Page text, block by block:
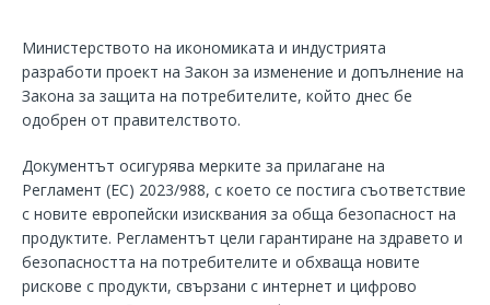
Министерството на икономиката и индустрията
разработи проект на Закон за изменение и допълнение на
Закона за защита на потребителите, който днес бе
одобрен от правителството.
Документът осигурява мерките за прилагане на
Регламент (ЕС) 2023/988, с което се постига съответствие
с новите европейски изисквания за обща безопасност на
продуктите. Регламентът цели гарантиране на здравето и
безопасността на потребителите и обхваща новите
рискове с продукти, свързани с интернет и цифрово